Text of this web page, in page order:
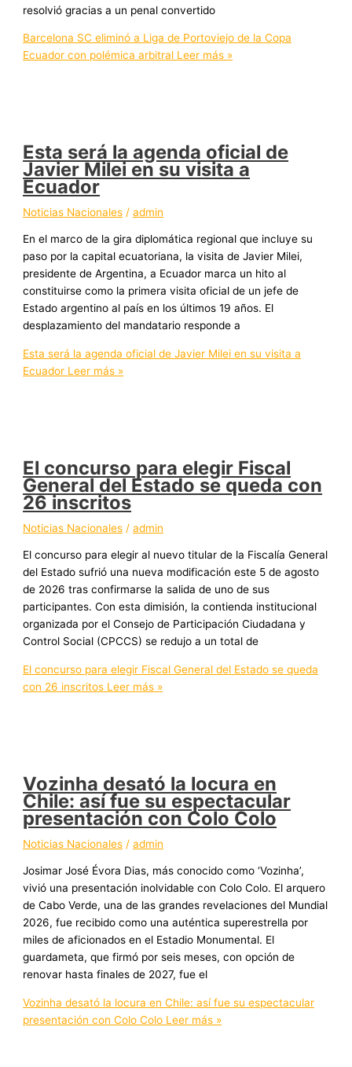
resolvió gracias a un penal convertido
Barcelona SC eliminó a Liga de Portoviejo de la Copa
Ecuador con polémica arbitral Leer más »
Esta será la agenda oficial de
Javier Milei en su visita a
Ecuador
Noticias Nacionales /admin
En el marco de la gira diplomática regional que incluye su
paso por la capital ecuatoriana, la visita de Javier Milei,
presidente de Argentina, a Ecuador marca un hito al
constituirse como la primera visita oficial de un jefe de
Estado argentino al país en los últimos 19 años. El
desplazamiento del mandatario responde a
Esta será la agenda oficial de Javier Milei en su visita a
Ecuador Leer más »
El concurso para elegir Fiscal
General del Estado se queda con
26 inscritos
Noticias Nacionales /admin
El concurso para elegir al nuevo titular de la Fiscalía General
del Estado sufrió una nueva modificación este 5 de agosto
de 2026 tras confirmarse la salida de uno de sus
participantes. Con esta dimisión, la contienda institucional
organizada por el Consejo de Participación Ciudadana y
Control Social (CPCCS) se redujo a un total de
El concurso para elegir Fiscal General del Estado se queda
con 26 inscritos Leer más »
Vozinha desató la locura en
Chile: así fue su espectacular
presentación con Colo Colo
Noticias Nacionales /admin
Josimar José Évora Dias, más conocido como ‘Vozinha’,
vivió una presentación inolvidable con Colo Colo. El arquero
de Cabo Verde, una de las grandes revelaciones del Mundial
2026, fue recibido como una auténtica superestrella por
miles de aficionados en el Estadio Monumental. El
guardameta, que firmó por seis meses, con opción de
renovar hasta finales de 2027, fue el
Vozinha desató la locura en Chile: así fue su espectacular
presentación con Colo Colo Leer más »